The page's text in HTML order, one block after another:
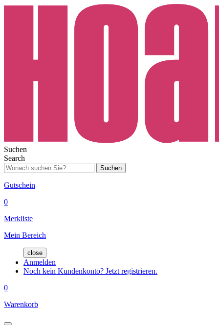
Suchen
Search
Suchen
Gutschein
0
Merkliste
Mein Bereich
close
Anmelden
Noch kein Kundenkonto? Jetzt registrieren.
0
Warenkorb